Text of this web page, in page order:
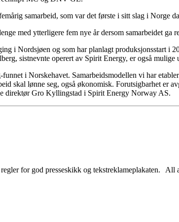
samarbeid, som var det første i sitt slag i Norge
med ytterligere fem nye år dersom samarbeidet ga
i Nordsjøen og som har planlagt produksjonsstart i
sistnevnte operert av Spirit Energy, er også mulige
i Norskehavet. Samarbeidsmodellen vi har
skal lønne seg, også økonomisk. Forutsigbarhet er
direktør Gro Kyllingstad i Spirit Energy Norway AS.
for god presseskikk og tekstreklameplakaten.